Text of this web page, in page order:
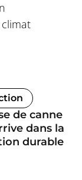
de canne
dans la
durable